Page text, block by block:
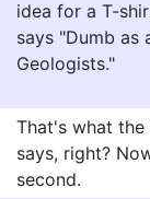
idea for a T-
says "Dumb as
Geologists."
That's what the
says, right?
second.